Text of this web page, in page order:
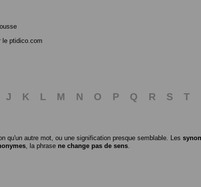
le ptidico.com
J K L M N O P Q R S T
qu'un autre mot, ou une signification presque semblable. Les
, la phrase ne change pas de sens